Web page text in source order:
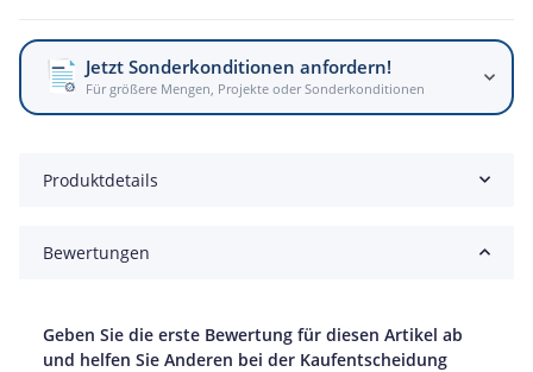
Jetzt Sonderkonditionen anfordern!
Für größere Mengen, Projekte oder Sonderkonditionen
Produktdetails
Bewertungen
Geben Sie die erste Bewertung für diesen Artikel ab
und helfen Sie Anderen bei der Kaufentscheidung